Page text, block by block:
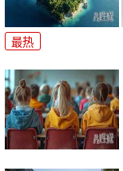
最热